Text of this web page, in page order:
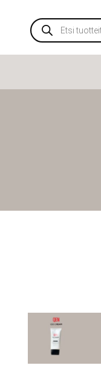
sisältöönProducts
search